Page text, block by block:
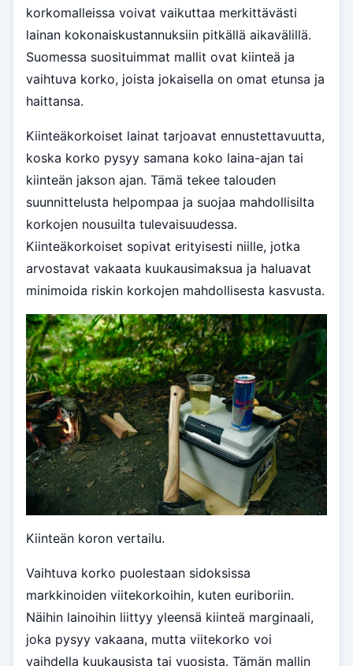
korkomalleissa voivat vaikuttaa merkittävästi
lainan kokonaiskustannuksiin pitkällä aikavälillä.
Suomessa suosituimmat mallit ovat kiinteä ja
vaihtuva korko, joista jokaisella on omat etunsa ja
haittansa.
Kiinteäkorkoiset lainat tarjoavat ennustettavuutta,
koska korko pysyy samana koko laina-ajan tai
kiinteän jakson ajan. Tämä tekee talouden
suunnittelusta helpompaa ja suojaa mahdollisilta
korkojen nousuilta tulevaisuudessa.
Kiinteäkorkoiset sopivat erityisesti niille, jotka
arvostavat vakaata kuukausimaksua ja haluavat
minimoida riskin korkojen mahdollisesta kasvusta.
Kiinteän koron vertailu.
Vaihtuva korko puolestaan sidoksissa
markkinoiden viitekorkoihin, kuten euriboriin.
Näihin lainoihin liittyy yleensä kiinteä marginaali,
joka pysyy vakaana, mutta viitekorko voi
vaihdella kuukausista tai vuosista. Tämän mallin